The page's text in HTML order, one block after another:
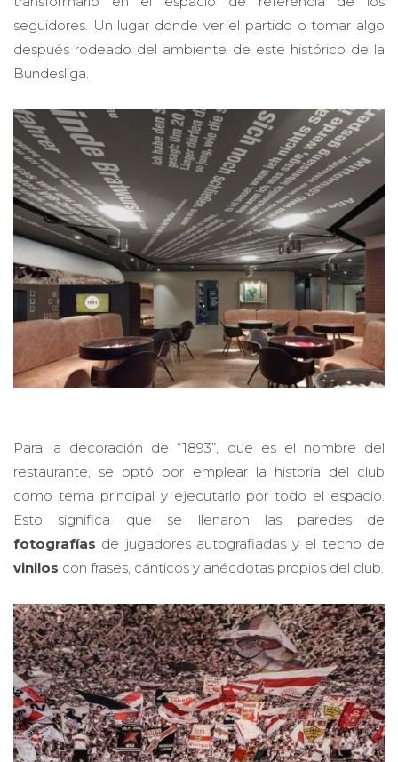
seguidores. Un lugar donde ver el partido o tomar algo
después rodeado del ambiente de este histórico de la
Bundesliga.
Para la decoración de “1893”, que es el nombre del
restaurante, se optó por emplear la historia del club
como tema principal y ejecutarlo por todo el espacio.
Esto significa que se llenaron las paredes de
fotografías de jugadores autografiadas y el techo de
vinilos con frases, cánticos y anécdotas propios del club.